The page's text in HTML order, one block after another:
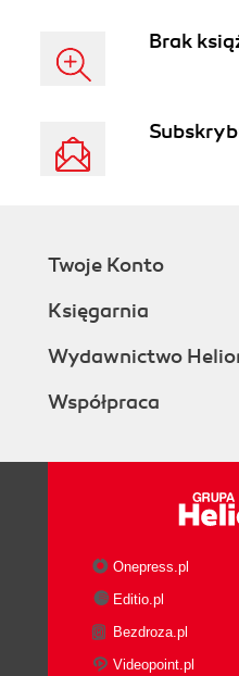
Brak
Twoje Konto
Księgarnia
Wydawnictwo
Współpraca
Onepress.pl
Editio.pl
Bezdroza.pl
Videopoint.pl